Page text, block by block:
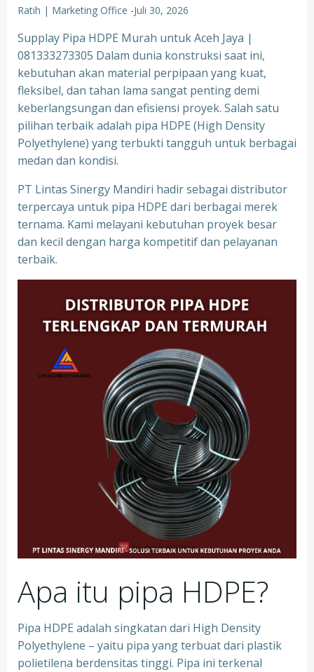
Ratih | Marketing Office -Juli 30, 2026
Supplay Pipa HDPE Murah untuk Aceh Jaya |
081333273305 Dalam dunia konstruksi saat ini,
kebutuhan akan material perpipaan yang kuat,
fleksibel, dan tahan lama sangat penting demi
keberlangsungan dan efisiensi proyek. Salah satu
pilihan terbaik adalah pipa HDPE (High Density
Polyethylene) yang terbukti tangguh untuk berbagai
medan dan kondisi.
PT Lintas Sinergy Mandiri hadir sebagai distributor
terpercaya untuk pipa HDPE dari berbagai merek
ternama. Kami melayani kebutuhan proyek besar
dan kecil dengan harga kompetitif dan pelayanan
terbaik.
Apa itu pipa HDPE?
Pipa HDPE adalah singkatan dari High Density
Polyethylene – yaitu pipa yang terbuat dari plastik
polietilena berdensitas tinggi. Pipa ini terkenal